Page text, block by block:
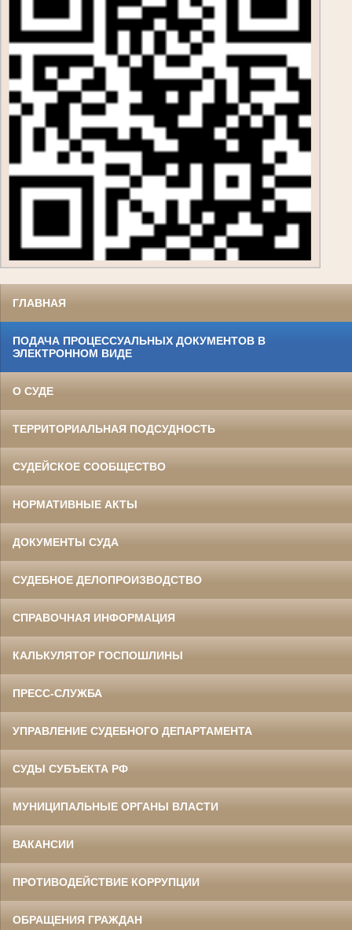
ГЛАВНАЯ
ПОДАЧА ПРОЦЕССУАЛЬНЫХ ДОКУМЕНТОВ В
ЭЛЕКТРОННОМ ВИДЕ
О СУДЕ
ТЕРРИТОРИАЛЬНАЯ ПОДСУДНОСТЬ
СУДЕЙСКОЕ СООБЩЕСТВО
НОРМАТИВНЫЕ АКТЫ
ДОКУМЕНТЫ СУДА
СУДЕБНОЕ ДЕЛОПРОИЗВОДСТВО
СПРАВОЧНАЯ ИНФОРМАЦИЯ
КАЛЬКУЛЯТОР ГОСПОШЛИНЫ
ПРЕСС-СЛУЖБА
УПРАВЛЕНИЕ СУДЕБНОГО ДЕПАРТАМЕНТА
СУДЫ СУБЪЕКТА РФ
МУНИЦИПАЛЬНЫЕ ОРГАНЫ ВЛАСТИ
ВАКАНСИИ
ПРОТИВОДЕЙСТВИЕ КОРРУПЦИИ
ОБРАЩЕНИЯ ГРАЖДАН